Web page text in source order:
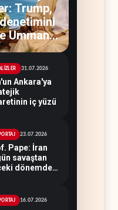
Trump,
Umman'a
31.07.2026
Ankara'ya
iç yüzü
23.07.2026
Pape: İran
savaştan
dönemden
16.07.2026